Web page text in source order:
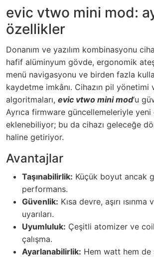
evic vtwo mini mod:
özellikler
Donanım ve yazılım kombinasyonu
hafif alüminyum gövde, ergonomik
menü navigasyonu ve birden fazla
kaydetme imkânı. Cihazın pil yönetimi
algoritmaları, evic vtwo mini mod‘u
Ayrıca firmware güncellemeleriyle
eklenebiliyor; bu da cihazı geleceğe
haline getiriyor.
Avantajlar
Taşınabilirlik: Küçük boyut ancak
performans.
Güvenlik: Kısa devre, aşırı
uyarıları.
Uyumluluk: Çeşitli atomizer ve
çalışma.
Ayarlanabilirlik: Hem watt hem de